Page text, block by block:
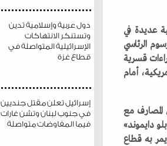
‬هذه‭ ‬الشركات،‭ ‬أو‭ ‬تجميد‭ ‬أصولها،‭ ‬وخصوصا‭ ‬في‭ ‬الولايات‭ ‬المتحدة‭. ‬ويوم‭ ‬الإثنين،‭ ‬أعلنت‭ ‬سلسلة‭ ‬الفنادق‭ ‬الكندية‭ ‬‮«‬بلو‭ ‬دايموند‮»‬‭
دول عربية وإسلامية تدين
وتستنكر الانتهاكات
الإسرائيلية المتواصلة في
قطاع غزة
إسرائيل تعلن مقتل جنديين
في جنوب لبنان وتشن غارات
فيما المفاوضات متواصلة